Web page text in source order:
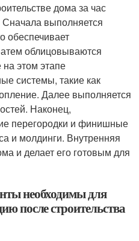
дома за час
Сначала выполняется
обеспечивает
облицовываются
этом этапе
системы, такие как
Далее выполняется
Наконец,
перегородки и финишные
и молдинги. Внутренняя
и делает его готовым для
необходимы для
после строительства